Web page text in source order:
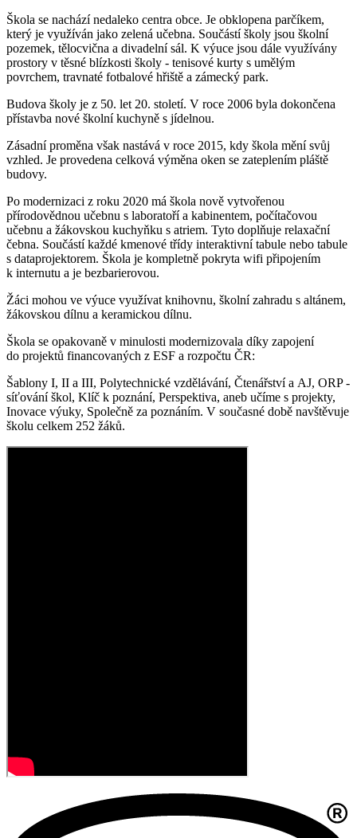
Škola se nachází nedaleko centra obce. Je obklopena parčíkem,
který je využíván jako zelená učebna. Součástí školy jsou školní
pozemek, tělocvična a divadelní sál. K výuce jsou dále využívány
prostory v těsné blízkosti školy - tenisové kurty s umělým
povrchem, travnaté fotbalové hřiště a zámecký park.
Budova školy je z 50. let 20. století. V roce 2006 byla dokončena
přístavba nové školní kuchyně s jídelnou.
Zásadní proměna však nastává v roce 2015, kdy škola mění svůj
vzhled. Je provedena celková výměna oken se zateplením pláště
budovy.
Po modernizaci z roku 2020 má škola nově vytvořenou
přírodovědnou učebnu s laboratoří a kabinentem, počítačovou
učebnu a žákovskou kuchyňku s atriem. Tyto doplňuje relaxační
čebna. Součástí každé kmenové třídy interaktivní tabule nebo tabule
s dataprojektorem. Škola je kompletně pokryta wifi připojením
k internutu a je bezbarierovou.
Žáci mohou ve výuce využívat knihovnu, školní zahradu s altánem,
žákovskou dílnu a keramickou dílnu.
Škola se opakovaně v minulosti modernizovala díky zapojení
do projektů financovaných z ESF a rozpočtu ČR:
Šablony I, II a III, Polytechnické vzdělávání, Čtenářství a AJ, ORP -
síťování škol, Klíč k poznání, Perspektiva, aneb učíme s projekty,
Inovace výuky, Společně za poznáním. V současné době navštěvuje
školu celkem 252 žáků.